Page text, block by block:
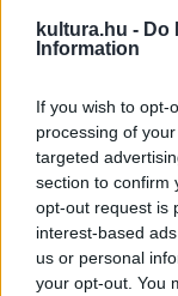
kultura.hu - Do
Information
If you wish to opt-
processing of
targeted
section to confirm
opt-out request is
interest-based
us or personal
your opt-out. You
összetettebbek
figura, de
Önzése,
akarása miatt kell
nagyobb
Anna, aki lúdból